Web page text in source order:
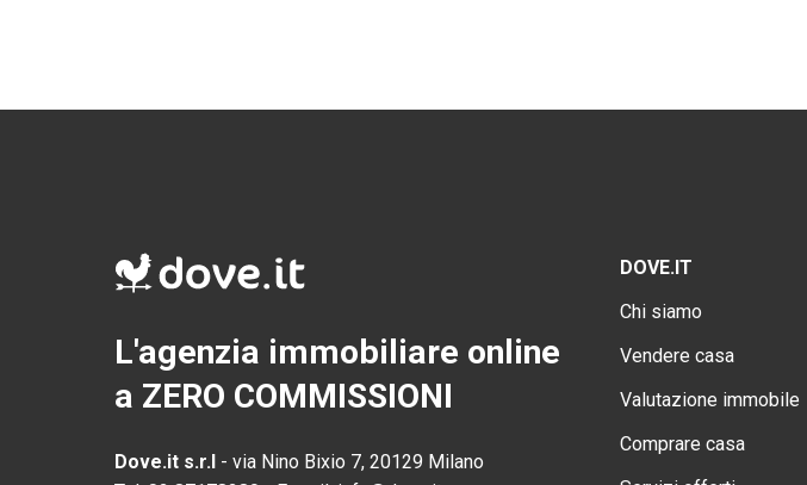
L'agenzia immobiliare online
a ZERO COMMISSIONI
Dove.it s.r.l - via Nino Bixio 7, 20129 Milano
DOVE.IT
Chi siamo
Vendere casa
Valutazione immobile
Comprare casa